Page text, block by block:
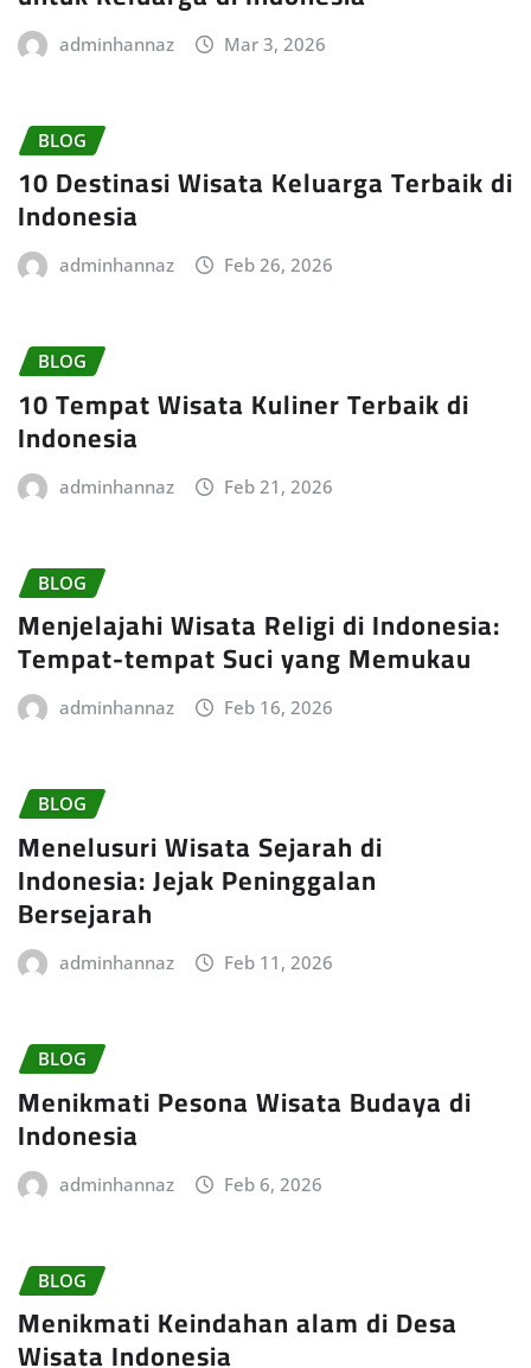
adminhannaz Mar 3, 2026
BLOG
10 Destinasi Wisata Keluarga Terbaik di
Indonesia
adminhannaz Feb 26, 2026
BLOG
10 Tempat Wisata Kuliner Terbaik di
Indonesia
adminhannaz Feb 21, 2026
BLOG
Menjelajahi Wisata Religi di Indonesia:
Tempat-tempat Suci yang Memukau
adminhannaz Feb 16, 2026
BLOG
Menelusuri Wisata Sejarah di
Indonesia: Jejak Peninggalan
Bersejarah
adminhannaz Feb 11, 2026
BLOG
Menikmati Pesona Wisata Budaya di
Indonesia
adminhannaz Feb 6, 2026
BLOG
Menikmati Keindahan alam di Desa
Wisata Indonesia